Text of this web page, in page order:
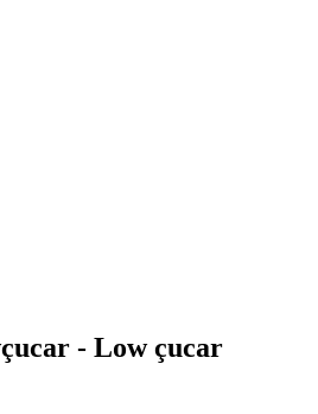
- Low çucar